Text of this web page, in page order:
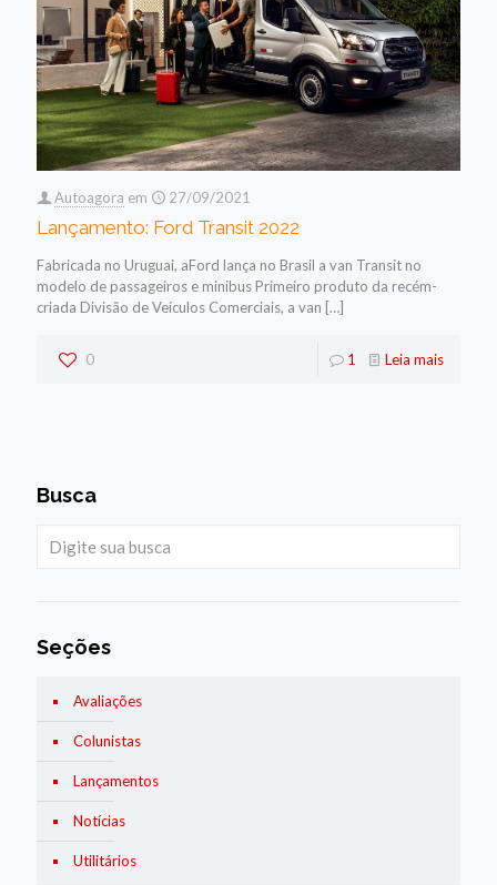
Autoagora em 27/09/2021
Lançamento: Ford Transit 2022
Fabricada no Uruguai, aFord lança no Brasil a van Transit no
modelo de passageiros e minibus Primeiro produto da recém-
criada Divisão de Veículos Comerciais, a van […]
0 1 Leia mais
Busca
Seções
Avaliações
Colunistas
Lançamentos
Notícias
Utilitários